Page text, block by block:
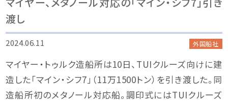
渡し
2024.06.11 外国船社
マイヤー・トゥルク造船所は10日、TUIクルーズ向けに建
造した「マイン・シフ7」（11万1500トン）を引き渡した。同
造船所初のメタノール対応船。調印式にはTUIクルーズ